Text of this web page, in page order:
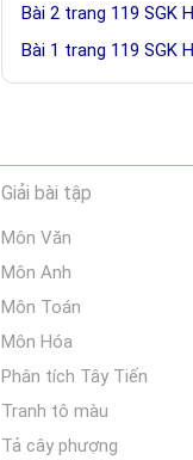
Bài 2 trang 119 SGK
Bài 1 trang 119 SGK
Giải bài tập
Môn Văn
Môn Anh
Môn Toán
Môn Hóa
Phân tích Tây Tiến
Tranh tô màu
Tả cây phượng